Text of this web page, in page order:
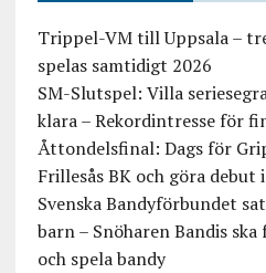
Trippel-VM till Uppsala –
spelas samtidigt 2026
SM-Slutspel: Villa
klara – Rekordintresse för
Åttondelsfinal: Dags för
Frillesås BK och göra debut
Svenska Bandyförbundet
barn – Snöharen Bandis
och spela bandy